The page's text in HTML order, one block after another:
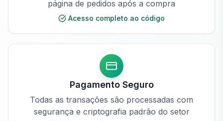
página de pedidos após a compra
Acesso completo ao código
Pagamento Seguro
Todas as transações são processadas com
segurança e criptografia padrão do setor